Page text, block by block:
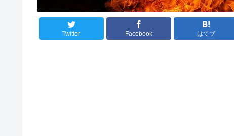
Twitter Facebook はてブ